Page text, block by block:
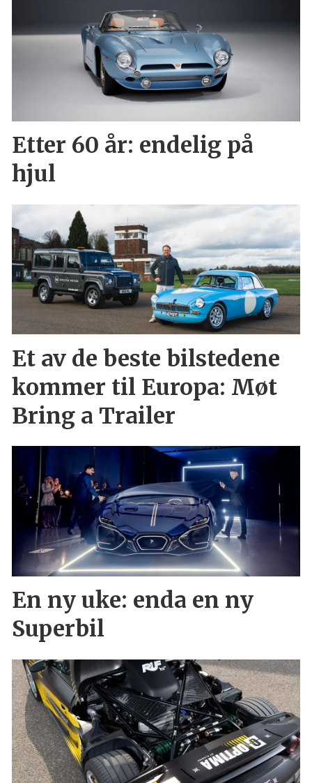
Etter 60 år: endelig på
hjul
Et av de beste bilstedene
kommer til Europa: Møt
Bring a Trailer
En ny uke: enda en ny
Superbil